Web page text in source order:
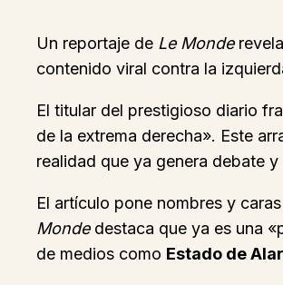
Un reportaje de Le Monde
contenido viral contra la
El titular del prestigioso diario
de la extrema derecha». Este
realidad que ya genera debate
El artículo pone nombres y
Mondedestaca que ya es una
de medios como Estado de